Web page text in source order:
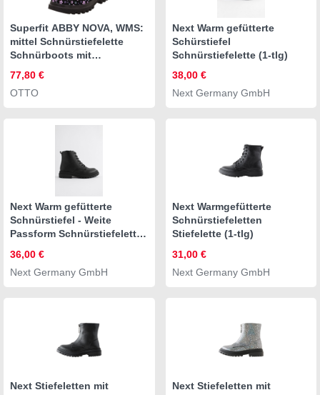
Superfit ABBY NOVA, WMS:
mittel Schnürstiefelette
Schnürboots mit
Größenschablone zum
Download
77,80 €
OTTO
Next Warm gefütterte
Schürstiefel
Schnürstiefelette (1-tlg)
38,00 €
Next Germany GmbH
Next Warm gefütterte
Schnürstiefel - Weite
Passform Schnürstiefelette
36,00 €
Next Germany GmbH
Next Warmgefütterte
Schnürstiefeletten
Stiefelette (1-tlg)
31,00 €
Next Germany GmbH
Next Stiefeletten mit
Next Stiefeletten mit